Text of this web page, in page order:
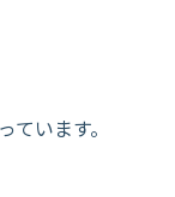
います。